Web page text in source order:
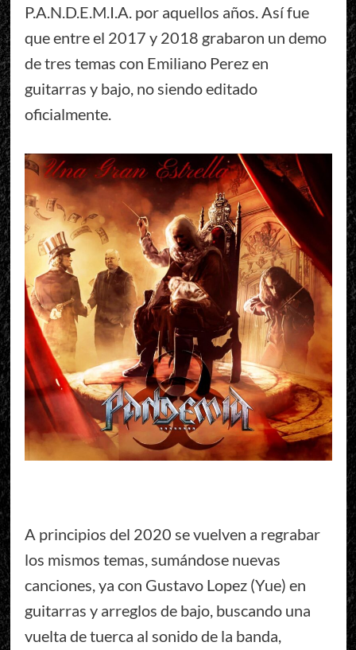
P.A.N.D.E.M.I.A. por aquellos años. Así fue
que entre el 2017 y 2018 grabaron un demo
de tres temas con Emiliano Perez en
guitarras y bajo, no siendo editado
oficialmente.
A principios del 2020 se vuelven a regrabar
los mismos temas, sumándose nuevas
canciones, ya con Gustavo Lopez (Yue) en
guitarras y arreglos de bajo, buscando una
vuelta de tuerca al sonido de la banda,